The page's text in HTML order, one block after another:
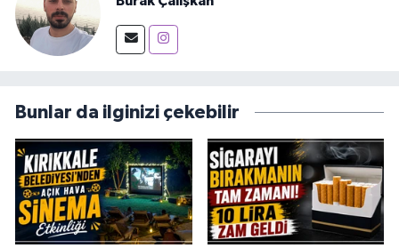
Bunlar da ilginizi çekebilir